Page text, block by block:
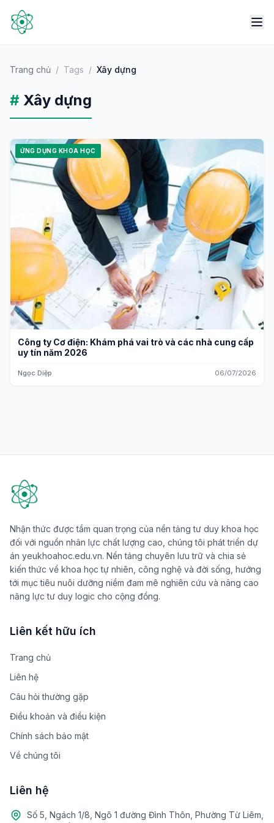
Trang chủ / Tags / Xây dựng
# Xây dựng
ỨNG DỤNG KHOA HỌC
Công ty Cơ điện: Khám phá vai trò và các nhà cung cấp
uy tín năm 2026
Ngọc Diệp 06/07/2026
Nhận thức được tầm quan trọng của nền tảng tư duy khoa học
đối với nguồn nhân lực chất lượng cao, chúng tôi phát triển dự
án yeukhoahoc.edu.vn. Nền tảng chuyên lưu trữ và chia sẻ
kiến thức về khoa học tự nhiên, công nghệ và đời sống, hướng
tới mục tiêu nuôi dưỡng niềm đam mê nghiên cứu và nâng cao
năng lực tư duy logic cho cộng đồng.
Liên kết hữu ích
Trang chủ
Liên hệ
Câu hỏi thường gặp
Điều khoản và điều kiện
Chính sách bảo mật
Về chúng tôi
Liên hệ
Số 5, Ngách 1/8, Ngõ 1 đường Đình Thôn, Phường Từ Liêm,